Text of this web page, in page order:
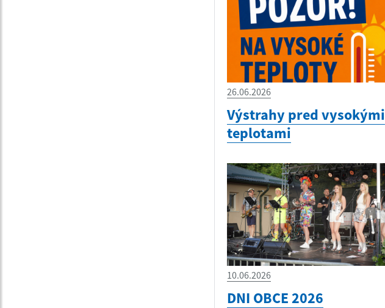
26.06.2026
Výstrahy pred vysokými
teplotami
10.06.2026
DNI OBCE 2026